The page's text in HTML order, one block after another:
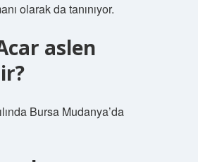
olarak da tanınıyor.
aslen
Bursa Mudanya’da